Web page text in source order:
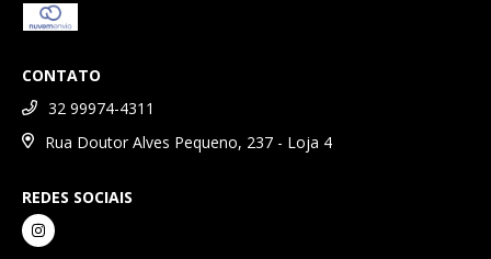
CONTATO
32 99974-4311
Rua Doutor Alves Pequeno, 237 - Loja 4
REDES SOCIAIS